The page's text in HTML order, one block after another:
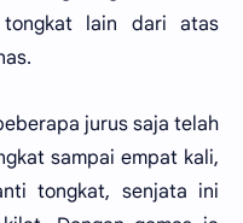
tongkat lain dari atas
jurus saja telah
sampai empat kali,
tongkat, senjata ini